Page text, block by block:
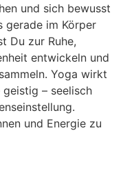
und sich bewusst
gerade im Körper
Du zur Ruhe,
entwickeln und
Yoga wirkt
– seelisch
und Energie zu